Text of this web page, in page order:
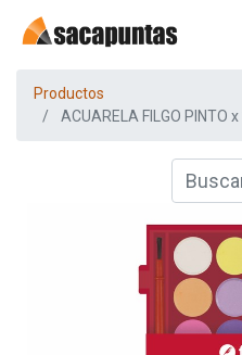
Productos
ACUARELA FILGO PINTO